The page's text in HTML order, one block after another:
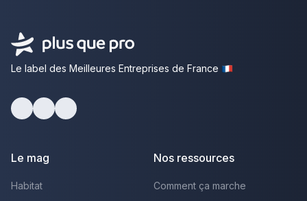
Le label des Meilleures Entreprises de France
Le mag
Habitat
Nos ressources
Comment ça marche